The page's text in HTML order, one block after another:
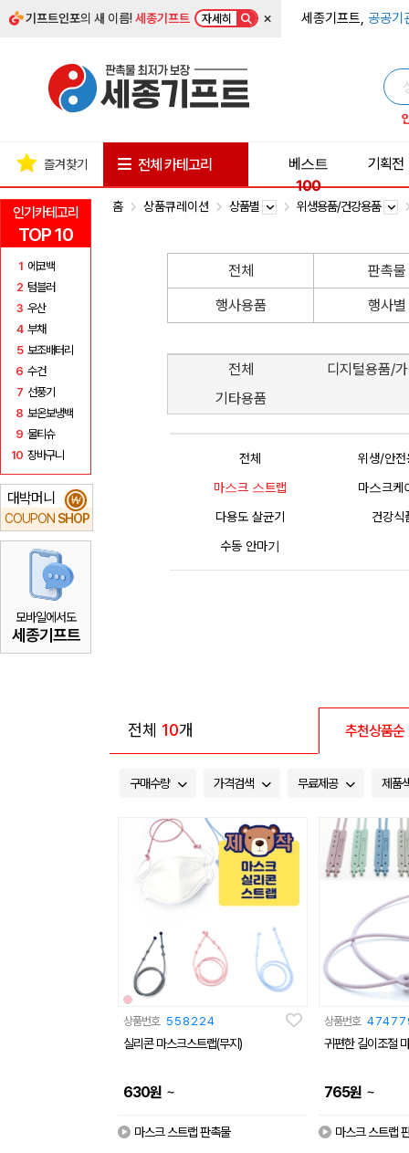
기프트인포의 새 이름!세종기프트 자세히 × 세종기프트, 공공기
인기카테고리
TOP 10
1 에코백
2 텀블러
3 우산
4 부채
5 보조배터리
6 수건
7 선풍기
8 보온보냉백
9 물티슈
10 장바구니
대박머니
COUPON SHOP
₩
모바일에서도
세종기프트
즐겨찾기 전체 카테고리
베스트
100
기획전
홈 상품큐레이션 상품별 위생용품/건강용품
전체
판촉물
행사용품
행사별
전체
디지털용품/
기타용품
전체
위생/안전
마스크 스트랩
마스크케
다용도 살균기
건강식
수동 안마기
전체 10개 추천상품순
구매수량 가격검색 무료제공 제품
상품번호 558224
실리콘 마스크스트랩(무지)
630원 ~
마스크 스트랩 판촉물
상품번호
귀편한 길이조절
765원 ~
마스크 스트랩